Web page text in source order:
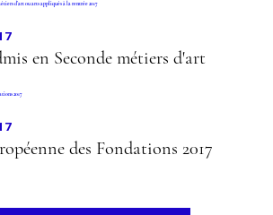
en Seconde métiers d'art
des Fondations 2017